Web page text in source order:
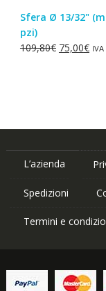
originale
87,84€.
Sfera Ø 13/32"
pzi)
109,80€ Il
75,00€Il
L’azienda
Spedizioni
Termini e